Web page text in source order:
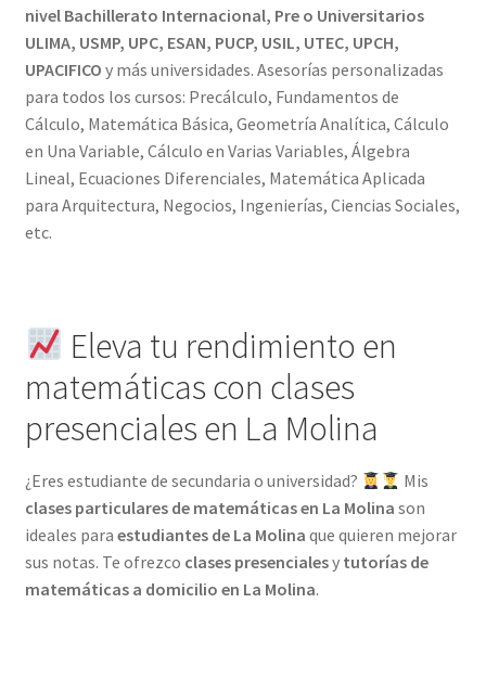
nivel Bachillerato Internacional, Pre o Universitarios
ULIMA, USMP, UPC, ESAN, PUCP, USIL, UTEC, UPCH,
UPACIFICO y más universidades. Asesorías personalizadas
para todos los cursos: Precálculo, Fundamentos de
Cálculo, Matemática Básica, Geometría Analítica, Cálculo
en Una Variable, Cálculo en Varias Variables, Álgebra
Lineal, Ecuaciones Diferenciales, Matemática Aplicada
para Arquitectura, Negocios, Ingenierías, Ciencias Sociales,
etc.
Eleva tu rendimiento en
matemáticas con clases
presenciales en La Molina
¿Eres estudiante de secundaria o universidad?
Mis
clases particulares de matemáticas en La Molina son
ideales para estudiantes de La Molina que quieren mejorar
sus notas. Te ofrezco clases presencialesy tutorías de
matemáticas a domicilio en La Molina.